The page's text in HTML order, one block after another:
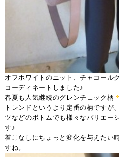
オフホワイトのニット、チャコール
コーディネートしました♪
春夏も人気継続のグレンチェック柄
トレンドというより定番の柄ですが
ツなどのボトムでも様々なバリエー
す♪
着こなしにちょっと変化を与えたい
すね。